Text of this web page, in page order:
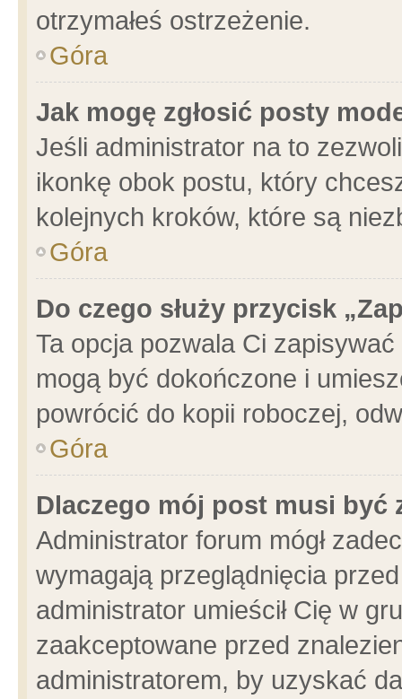
otrzymałeś ostrzeżenie.
Góra
Jak mogę zgłosić posty
Jeśli administrator na to
ikonkę obok postu, który
kolejnych kroków, które są
Góra
Do czego służy przycisk
Ta opcja pozwala Ci
mogą być dokończone i
powrócić do kopii roboczej,
Góra
Dlaczego mój post musi być
Administrator forum mógł
wymagają przeglądnięcia
administrator umieścił Cię w
zaakceptowane przed
administratorem, by uzyskać